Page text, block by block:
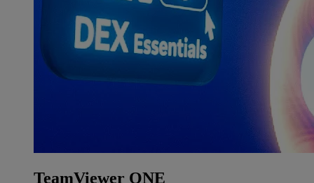
TeamViewer ONE